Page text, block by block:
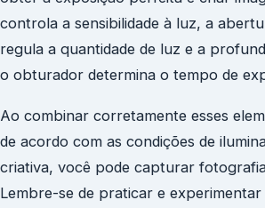
controla a sensibilidade à luz, a
regula a quantidade de luz e a
o obturador determina o tempo de
Ao combinar corretamente esses
de acordo com as condições de
criativa, você pode capturar
Lembre-se de praticar e